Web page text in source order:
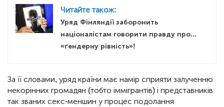
Читайте також:
Уряд Фінляндії заборонить
націоналістам говорити правду про...
«ґендерну рівність»!
За її словами, уряд країни має намір сприяти залученню
некорінних громадян (тобто іммігрантів) і представників
так званих секс-меншин у процес подолання